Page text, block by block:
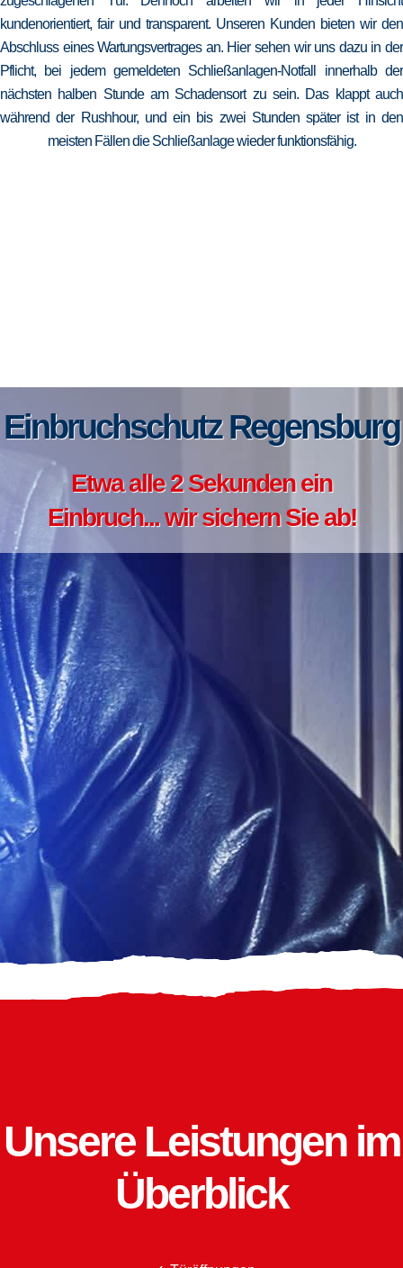
kundenorientiert, fair und transparent. Unseren Kunden bieten wir den
Abschluss eines Wartungsvertrages an. Hier sehen wir uns dazu in der
Pflicht, bei jedem gemeldeten Schließanlagen-Notfall innerhalb der
nächsten halben Stunde am Schadensort zu sein. Das klappt auch
während der Rushhour, und ein bis zwei Stunden später ist in den
meisten Fällen die Schließanlage wieder funktionsfähig.
Einbruchschutz Regensburg
Etwa alle 2 Sekunden ein
Einbruch... wir sichern Sie ab!
Unsere Leistungen im
Überblick